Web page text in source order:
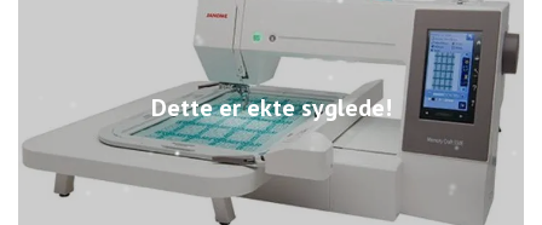
Dette er ekte syglede!